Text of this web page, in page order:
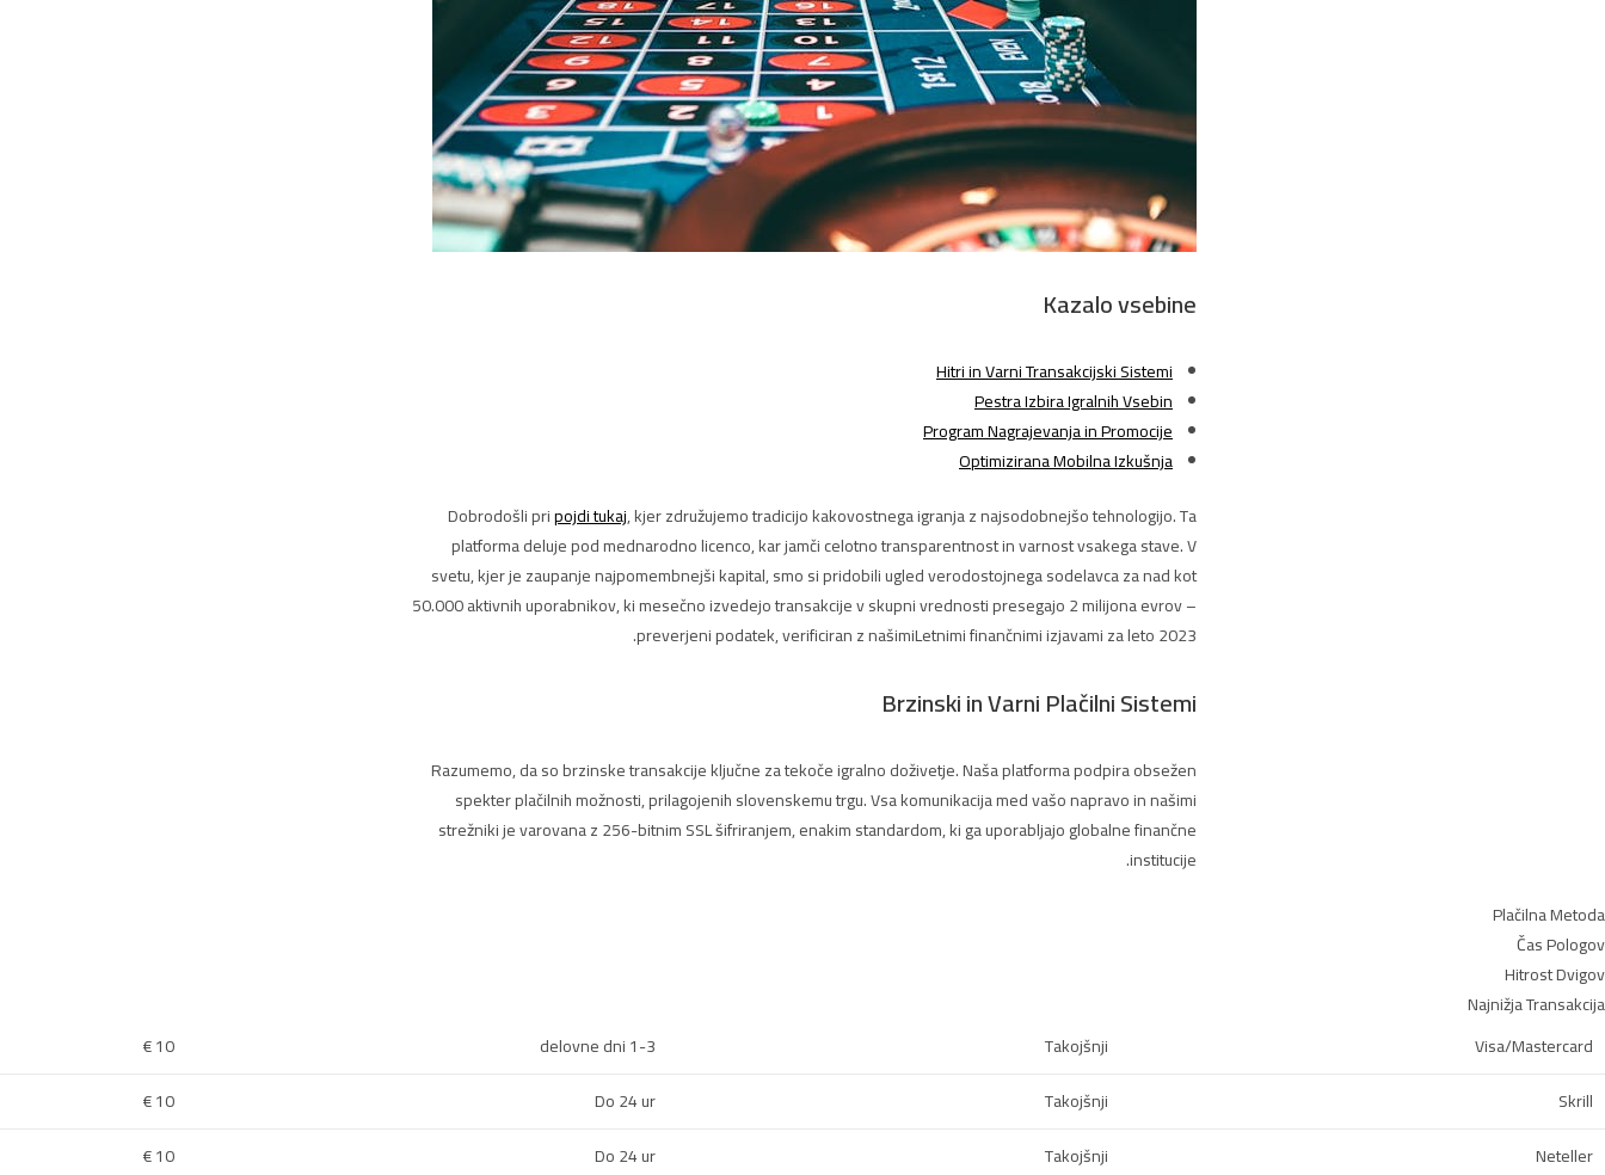
Kazalo vsebine
Hitri in Varni Transakcijski Sistemi
Pestra Izbira Igralnih Vsebin
Program Nagrajevanja in Promocije
Optimizirana Mobilna Izkušnja
Dobrodošli pripojdi tukaj, kjer združujemo tradicijo kakovostnega igranja z najsodobnejšo tehnologijo. Ta
platforma deluje pod mednarodno licenco, kar jamči celotno transparentnost in varnost vsakega stave. V
svetu, kjer je zaupanje najpomembnejši kapital, smo si pridobili ugled verodostojnega sodelavca za nad kot
50.000 aktivnih uporabnikov, ki mesečno izvedejo transakcije v skupni vrednosti presegajo 2 milijona evrov –
preverjeni podatek, verificiran z našimiLetnimi finančnimi izjavami za leto 2023.
Brzinski in Varni Plačilni Sistemi
Razumemo, da so brzinske transakcije ključne za tekoče igralno doživetje. Naša platforma podpira obsežen
spekter plačilnih možnosti, prilagojenih slovenskemu trgu. Vsa komunikacija med vašo napravo in našimi
strežniki je varovana z 256-bitnim SSL šifriranjem, enakim standardom, ki ga uporabljajo globalne finančne
institucije.
Plačilna Metoda
Čas Pologov
Hitrost Dvigov
Najnižja Transakcija
Visa/Mastercard
Takojšnji
1-3 delovne dni
10 €
Skrill
Takojšnji
Do 24 ur
10 €
Neteller
Takojšnji
Do 24 ur
10 €